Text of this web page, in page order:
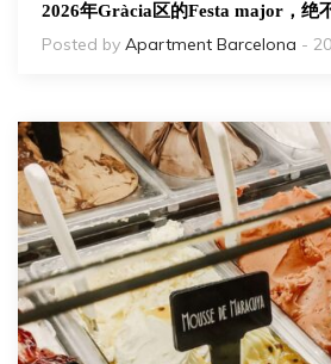
2026年Gràcia区的Festa major，绝
Posted by Apartment Barcelona -